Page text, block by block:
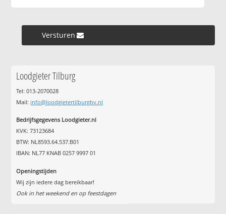
Versturen »
Loodgieter Tilburg
Tel: 013-2070028
Mail: info@loodgietertilburgbv.nl
Bedrijfsgegevens Loodgieter.nl
KVK: 73123684
BTW: NL8593.64.537.B01
IBAN: NL77 KNAB 0257 9997 01
Openingstijden
Wij zijn iedere dag bereikbaar!
Ook in het weekend en op feestdagen